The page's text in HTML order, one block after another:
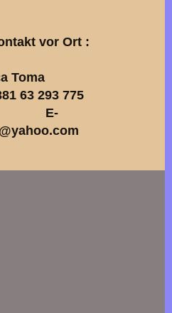
vor Ort :
Toma
63 293 775